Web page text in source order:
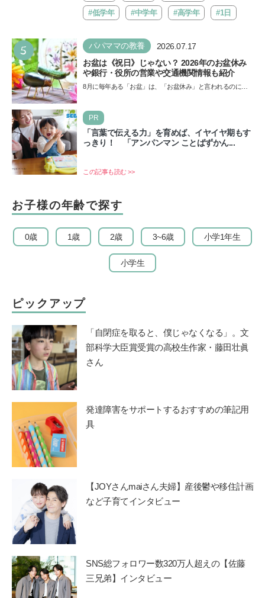
#低学年 #中学年 #高学年 #1日
5 パパママの教養 2026.07.17
お盆は《祝日》じゃない？ 2026年のお盆休み
や銀行・役所の営業や交通機関情報も紹介
8月に毎年ある「お盆」は、「お盆休み」と言われるのに祝
PR
「言葉で伝える力」を育めば、イヤイヤ期もす
っきり！ 「アンパンマン ことばずかん...
この記事も読む >>
お子様の年齢で探す
0歳 1歳 2歳 3~6歳 小学1年生
小学生
ピックアップ
「自閉症を取ると、僕じゃなくなる」。文
部科学大臣賞受賞の高校生作家・藤田壮眞
さん
発達障害をサポートするおすすめの筆記用
具
【JOYさんmaiさん夫婦】産後鬱や移住計画
など子育てインタビュー
SNS総フォロワー数320万人超えの【佐藤
三兄弟】インタビュー